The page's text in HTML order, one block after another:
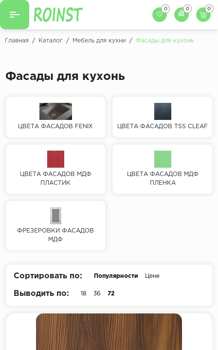
Назад Назад
Кухонный фартук
Декоры фасадов
Декоры столешниц
Декоры кухонных фартуков
0 0 0
Главная / Каталог / Мебель для кухни / Фасады для кухонь
Фасады для кухонь
ЦВЕТА ФАСАДОВ FENIX ЦВЕТА ФАСАДОВ TSS CLEAF
ЦВЕТА ФАСАДОВ МДФ
ПЛАСТИК
ЦВЕТА ФАСАДОВ МДФ
ПЛЕНКА
ФРЕЗЕРОВКИ ФАСАДОВ
МДФ
Сортировать по: Популярности Цене
Выводить по: 18 36 72